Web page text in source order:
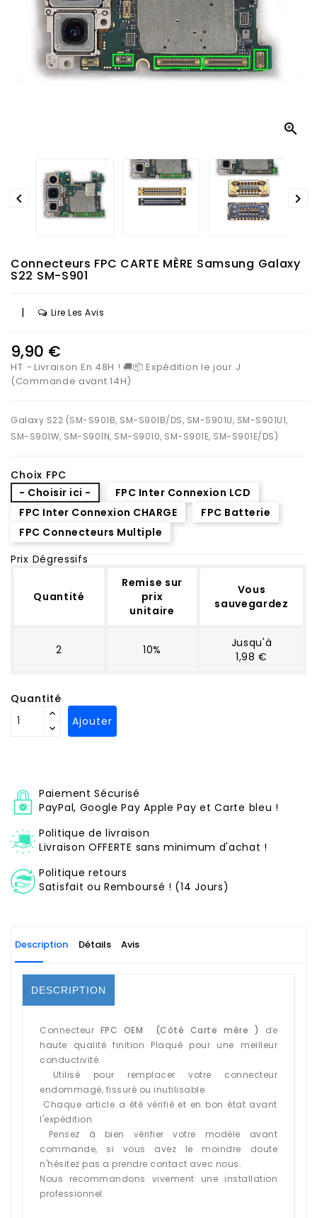

 
Connecteurs FPC CARTE MÈRE Samsung Galaxy
S22 SM-S901
| Lire Les Avis
9,90 €
HT
Livraison En 48H ! 🚚📦 Expédition le jour J
(Commande avant 14H)
Galaxy S22 (SM-S901B, SM-S901B/DS, SM-S901U, SM-S901U1,
SM-S901W, SM-S901N, SM-S9010, SM-S901E, SM-S901E/DS)
Choix FPC
- Choisir ici -
FPC Inter Connexion LCD
FPC Inter Connexion CHARGE
FPC Batterie
FPC Connecteurs Multiple
Prix Dégressifs
Quantité
Remise sur
prix
unitaire
Vous
sauvegardez
2 10%
Jusqu'à
1,98 €
Quantité
Ajouter
Paiement Sécurisé
PayPal, Google Pay Apple Pay et Carte bleu !
Politique de livraison
Livraison OFFERTE sans minimum d'achat !
Politique retours
Satisfait ou Remboursé ! (14 Jours)
Description Détails Avis
DESCRIPTION
Connecteur FPC OEM (Côté Carte mère )
de
haute qualité finition Plaqué pour une meilleur
conductivité.
Utilisé pour remplacer votre connecteur
endommagé, fissuré ou inutilisable
Chaque article a été vérifié et en bon état avant
l'expédition
Pensez à bien vérifier votre modèle avant
commande, si vous avez le moindre doute
n'hésitez pas a prendre contact avec nous.
Nous recommandons vivement une installation
professionnel.